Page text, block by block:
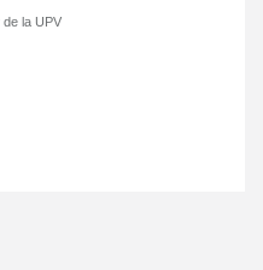
la UPV